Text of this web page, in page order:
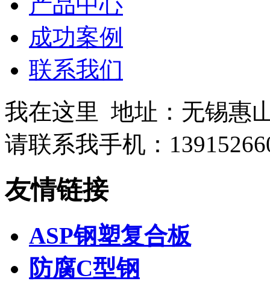
成功案例
联系我们
我在这里 地址：无锡惠
请联系我手机：
友情链接
ASP钢塑复合板
防腐C型钢